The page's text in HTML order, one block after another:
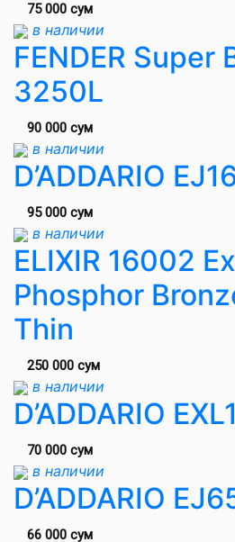
75 000 сум
в наличии
FENDER Super
3250L
90 000 сум
в наличии
D’ADDARIO
95 000 сум
в наличии
ELIXIR 16002
Phosphor
Thin
250 000 сум
в наличии
D’ADDARIO
70 000 сум
в наличии
D’ADDARIO
66 000 сум